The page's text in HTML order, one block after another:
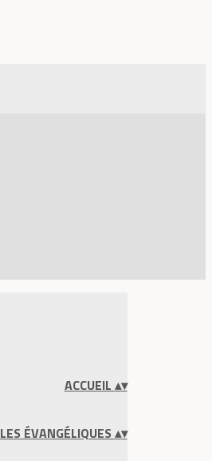
ACCUEIL ▴▾
LES ÉVANGÉLIQUES ▴▾